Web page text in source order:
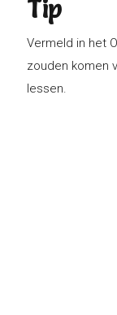
Tip
Vermeld in het
zouden komen
lessen.